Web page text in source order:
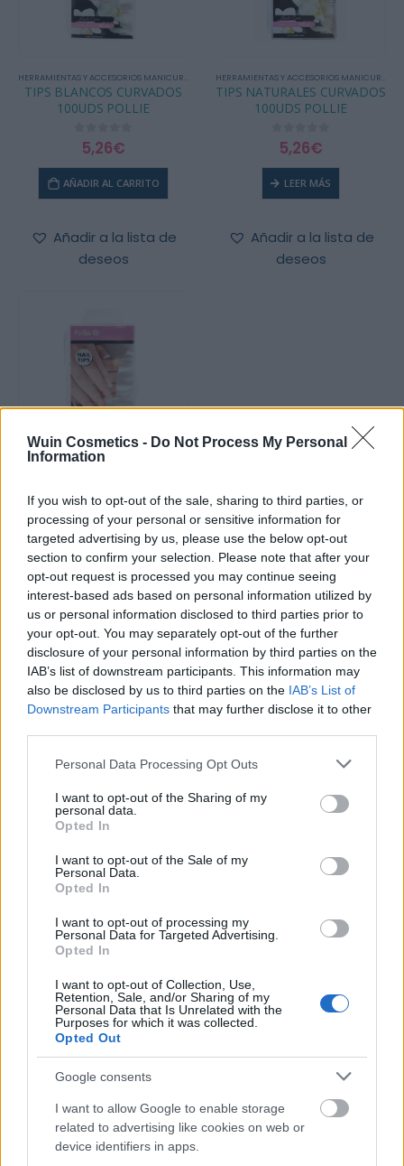
Wuin Cosmetics - Do Not Process My Personal
Information
If you wish to opt-out of the sale, sharing to third parties, or
processing of your personal or sensitive information for
targeted advertising by us, please use the below opt-out
section to confirm your selection. Please note that after your
opt-out request is processed you may continue seeing
interest-based ads based on personal information utilized by
us or personal information disclosed to third parties prior to
your opt-out. You may separately opt-out of the further
disclosure of your personal information by third parties on the
IAB’s list of downstream participants. This information may
also be disclosed by us to third parties on the IAB’s List of
Downstream Participants that may further disclose it to other
Please note that this website/app uses one or more Google
not limited to your visit or usage behaviour. You may click to
grant or deny consent to Google and its third-party tags to
use your data for below specified purposes in below Google
consent section.
Personal Data Processing Opt Outs
I want to opt-out of the Sharing of my
personal data.
Opted In
I want to opt-out of the Sale of my
Personal Data.
Opted In
I want to opt-out of processing my
Personal Data for Targeted Advertising.
Opted In
I want to opt-out of Collection, Use,
Retention, Sale, and/or Sharing of my
Personal Data that Is Unrelated with the
Purposes for which it was collected.
Opted Out
Google consents
I want to allow Google to enable storage
related to advertising like cookies on web or
device identifiers in apps.
,MOLDES / TIPS
TIPS BLANCOS CURVADOS
100UDS POLLIE
out of 5
5,26€
AÑADIR AL CARRITO
Añadir a la lista de
deseos
TIPS NATURALES CURVADOS
100UDS POLLIE
out of 5
5,26€
LEER MÁS
Añadir a la lista de
deseos
TIPS TRANSPARENTES
CURVADOS 100UDS POLLIE
5,26€
AÑADIR AL CARRITO
Añadir a la lista de
deseos
FILTRAR
Precio:0€—10€
CATEGORÍAS DEL PRODUCTO
➤ NOVEDADES
➤ OTROS
ACRÍLICOS
BARBERÍA
Desinfectantes
ESMALTE TRADICIONAL Y TRATAMIENTOS
ESMALTES PERMANENTES